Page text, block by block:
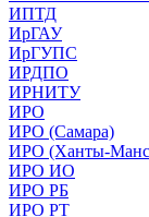
ИПТД
ИрГАУ
ИрГУПС
ИРДПО
ИРНИТУ
ИРО
ИРО (Самара)
ИРО (Ханты-
ИРО ИО
ИРО РБ
ИРО РТ